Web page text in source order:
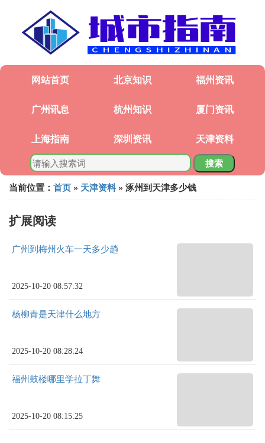
网站首页 北京知识 福州资讯
广州讯息 杭州知识 厦门资讯
上海指南 深圳资讯 天津资料
搜索
当前位置： 首页 » 天津资料 » 涿州到天津多少钱
扩展阅读
广州到梅州火车一天多少趟
2025-10-20 08:57:32
杨柳青是天津什么地方
2025-10-20 08:28:24
福州鼓楼哪里学拉丁舞
2025-10-20 08:15:25